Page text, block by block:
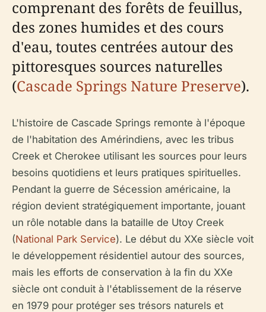
comprenant des forêts de feuillus,
des zones humides et des cours
d'eau, toutes centrées autour des
pittoresques sources naturelles
(Cascade Springs Nature Preserve).
L'histoire de Cascade Springs remonte à l'époque
de l'habitation des Amérindiens, avec les tribus
Creek et Cherokee utilisant les sources pour leurs
besoins quotidiens et leurs pratiques spirituelles.
Pendant la guerre de Sécession américaine, la
région devient stratégiquement importante, jouant
un rôle notable dans la bataille de Utoy Creek
(National Park Service). Le début du XXe siècle voit
le développement résidentiel autour des sources,
mais les efforts de conservation à la fin du XXe
siècle ont conduit à l'établissement de la réserve
en 1979 pour protéger ses trésors naturels et